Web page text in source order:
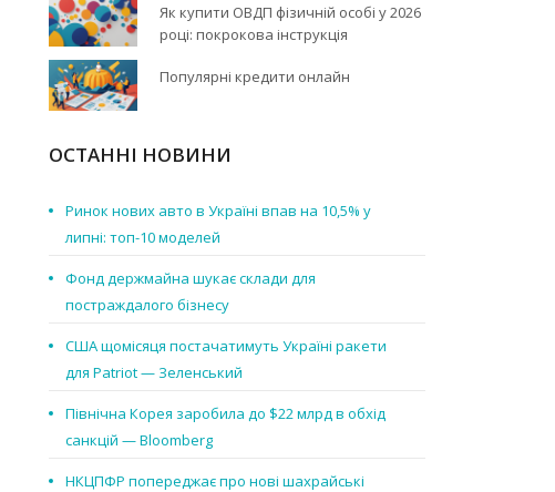
Як купити ОВДП фізичній особі у 2026
році: покрокова інструкція
Популярні кредити онлайн
ОСТАННІ НОВИНИ
Ринок нових авто в Україні впав на 10,5% у
липні: топ-10 моделей
Фонд держмайна шукає склади для
постраждалого бізнесу
США щомісяця постачатимуть Україні ракети
для Patriot — Зеленський
Північна Корея заробила до $22 млрд в обхід
санкцій — Bloomberg
НКЦПФР попереджає про нові шахрайські